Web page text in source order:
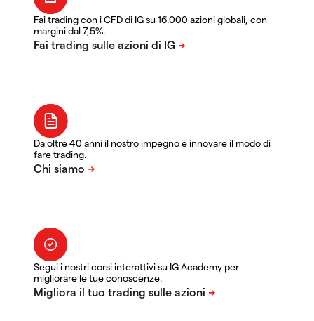
Fai trading con i CFD di IG su 16.000 azioni globali, con
margini dal 7,5%.
Da oltre 40 anni il nostro impegno è innovare il modo di
fare trading.
Segui i nostri corsi interattivi su IG Academy per
migliorare le tue conoscenze.